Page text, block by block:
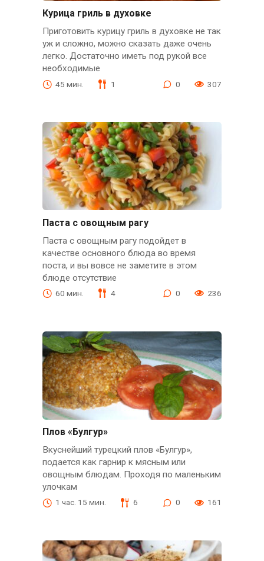
Курица гриль в духовке
Приготовить курицу гриль в духовке не так
уж и сложно, можно сказать даже очень
легко. Достаточно иметь под рукой все
необходимые
45 мин. 1 0 307
Паста с овощным рагу
Паста с овощным рагу подойдет в
качестве основного блюда во время
поста, и вы вовсе не заметите в этом
блюде отсутствие
60 мин. 4 0 236
Плов «Булгур»
Вкуснейший турецкий плов «Булгур»,
подается как гарнир к мясным или
овощным блюдам. Проходя по маленьким
улочкам
1 час. 15 мин. 6 0 161